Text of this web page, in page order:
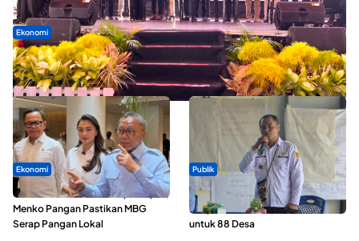
Ekonomi
Seminar di Ternate, Mendes Perkuat Sinergi Percepatan
Kopdes Merah Putih
Ekonomi
SPPG di Maluku Utara Dipercepat,
Menko Pangan Pastikan MBG
Serap Pangan Lokal
Publik
ABDESI Morotai Apresiasi
Penyaluran ADD Rp3,13 Miliar
untuk 88 Desa